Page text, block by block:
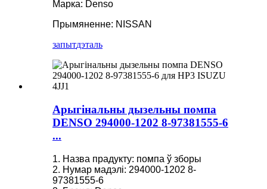
Марка: Denso
Прымяненне: NISSAN
запытдэталь
Арыгінальны дызельны помпа
DENSO 294000-1202 8-97381555-6
...
1. Назва прадукту: помпа ў зборы
2. Нумар мадэлі: 294000-1202 8-
97381555-6